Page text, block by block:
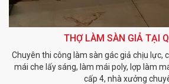
THỢ LÀM SÀN GIẢ TẠI
Chuyên thi công làm sàn gác giả chịu lực,
mái che lấy sáng, làm mái poly, lợp làm
cấp 4, nhà xưởng